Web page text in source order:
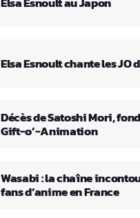
Elsa Esnoult chante les JO
Décès de Satoshi Mori,
Gift-o’-Animation
Wasabi : la chaîne
fans d’anime en France